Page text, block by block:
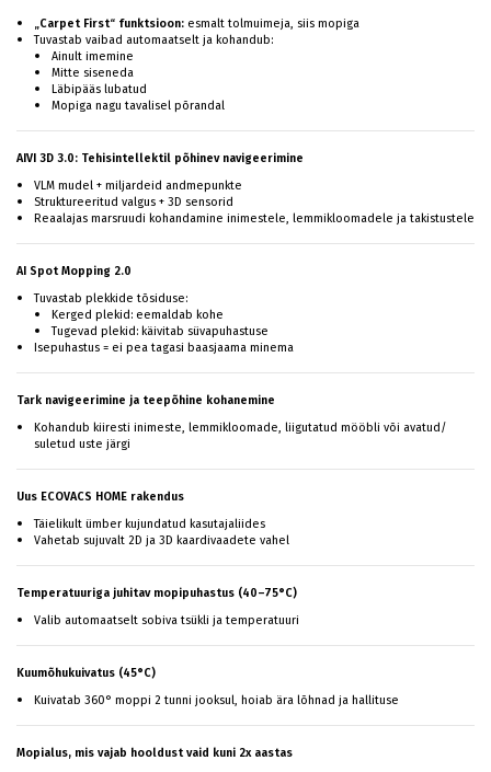
„Carpet First“ funktsioon: esmalt tolmuimeja, siis mopiga
Tuvastab vaibad automaatselt ja kohandub:
Ainult imemine
Mitte siseneda
Läbipääs lubatud
Mopiga nagu tavalisel põrandal
AIVI 3D 3.0: Tehisintellektil põhinev navigeerimine
VLM mudel + miljardeid andmepunkte
Struktureeritud valgus + 3D sensorid
Reaalajas marsruudi kohandamine inimestele, lemmikloomadele ja takistustele
AI Spot Mopping 2.0
Tuvastab plekkide tõsiduse:
Kerged plekid: eemaldab kohe
Tugevad plekid: käivitab süvapuhastuse
Isepuhastus = ei pea tagasi baasjaama minema
Tark navigeerimine ja teepõhine kohanemine
Kohandub kiiresti inimeste, lemmikloomade, liigutatud mööbli või avatud/
suletud uste järgi
Uus ECOVACS HOME rakendus
Täielikult ümber kujundatud kasutajaliides
Vahetab sujuvalt 2D ja 3D kaardivaadete vahel
Temperatuuriga juhitav mopipuhastus (40–75°C)
Valib automaatselt sobiva tsükli ja temperatuuri
Kuumõhukuivatus (45°C)
Kuivatab 360° moppi 2 tunni jooksul, hoiab ära lõhnad ja hallituse
Mopialus, mis vajab hooldust vaid kuni 2x aastas